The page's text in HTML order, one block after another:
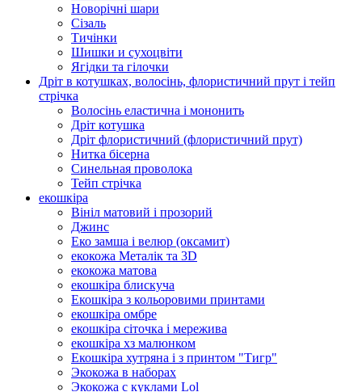
Новорічні шари
Сізаль
Тичінки
Шишки и сухоцвіти
Ягідки та гілочки
Дріт в котушках, волосінь, флористичний прут і тейп
стрічка
Волосінь еластична і мононить
Дріт котушка
Дріт флористичний (флористичний прут)
Нитка бісерна
Синельная проволока
Тейп стрічка
екошкіра
Вініл матовий і прозорий
Джинс
Еко замша і велюр (оксамит)
екокожа Металік та 3D
екокожа матова
екошкіра блискуча
Екошкіра з кольоровими принтами
екошкіра омбре
екошкіра сіточка і мережива
екошкіра хз малюнком
Екошкіра хутряна і з принтом "Тигр"
Экокожа в наборах
Экокожа с куклами Lol